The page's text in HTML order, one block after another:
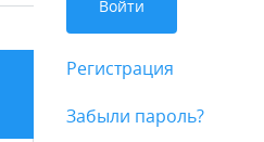
Регистрация
Забыли пароль?